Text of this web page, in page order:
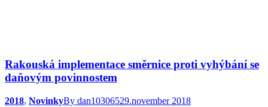
Rakouská implementace směrnice proti vyhýbání se
daňovým povinnostem
2018, NovinkyBy dan10306529.november 2018